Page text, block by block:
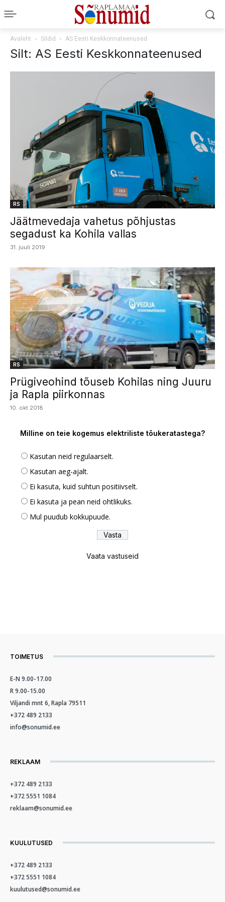
Avaleht Sildid AS Eesti Keskkonnateenused
Silt: AS Eesti Keskkonnateenused
RS
Jäätmevedaja vahetus põhjustas
segadust ka Kohila vallas
31. juuli 2019
RS
Prügiveohind tõuseb Kohilas ning Juuru
ja Rapla piirkonnas
10. okt 2018
Milline on teie kogemus elektriliste tõukeratastega?
Kasutan neid regulaarselt.
Kasutan aeg-ajalt.
Ei kasuta, kuid suhtun positiivselt.
Ei kasuta ja pean neid ohtlikuks.
Mul puudub kokkupuude.
Vaata vastuseid
TOIMETUS
E-N 9.00-17.00
R 9.00-15.00
Viljandi mnt 6, Rapla 79511
+372 489 2133
info@sonumid.ee
REKLAAM
+372 489 2133
+372 5551 1084
reklaam@sonumid.ee
KUULUTUSED
+372 489 2133
+372 5551 1084
kuulutused@sonumid.ee